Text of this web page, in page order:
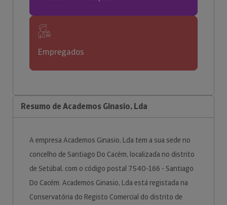
Empregados
Resumo de Academos Ginasio, Lda
A empresa Academos Ginasio, Lda tem a sua sede no
concelho de Santiago Do Cacém, localizada no distrito
de Setúbal, com o código postal 7540-166 - Santiago
Do Cacém. Academos Ginasio, Lda está registada na
Conservatória do Registo Comercial do distrito de